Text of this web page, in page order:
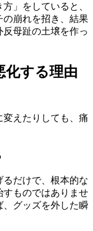
」をしていると、
の崩れを招き、結果
母趾の土壌を作っ
化する理由
えたりしても、痛
だけで、根本的な
すものではありませ
、グッズを外した瞬